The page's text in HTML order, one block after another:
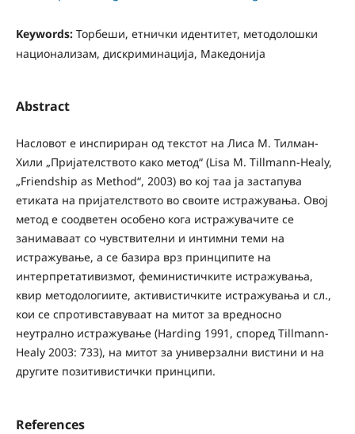
Keywords: Торбеши, етнички идентитет, методолошки
национализам, дискриминација, Македонија
Abstract
Насловот е инспириран од текстот на Лиса М. Тилман-
Хили „Пријателството како метод“ (Lisa M. Tillmann-Healy,
„Friendship as Method“, 2003) во кој таа ја застапува
етиката на пријателството во своите истражувања. Овој
метод е соодветен особено кога истражувачите се
занимаваат со чувствителни и интимни теми на
истражување, а се базира врз принципите на
интерпретативизмот, феминистичките истражувања,
квир методологиите, активистичките истражувања и сл.,
кои се спротивставуваат на митот за вредносно
неутрално истражување (Harding 1991, според Tillmann-
Healy 2003: 733), на митот за универзални вистини и на
другите позитивистички принципи.
References